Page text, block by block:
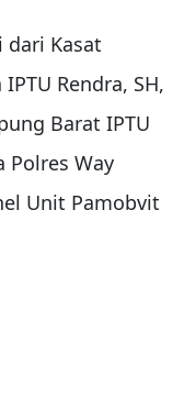
Kasat
Rendra, SH,
Barat IPTU
Polres Way
Unit Pamobvit